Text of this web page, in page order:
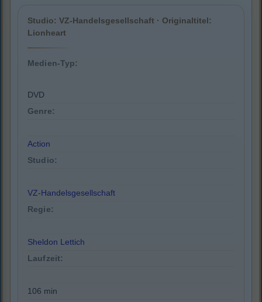
Studio: VZ-Handelsgesellschaft · Originaltitel:
Lionheart
Medien-Typ:
DVD
Genre:
Action
Studio:
VZ-Handelsgesellschaft
Regie:
Sheldon Lettich
Laufzeit:
106 min